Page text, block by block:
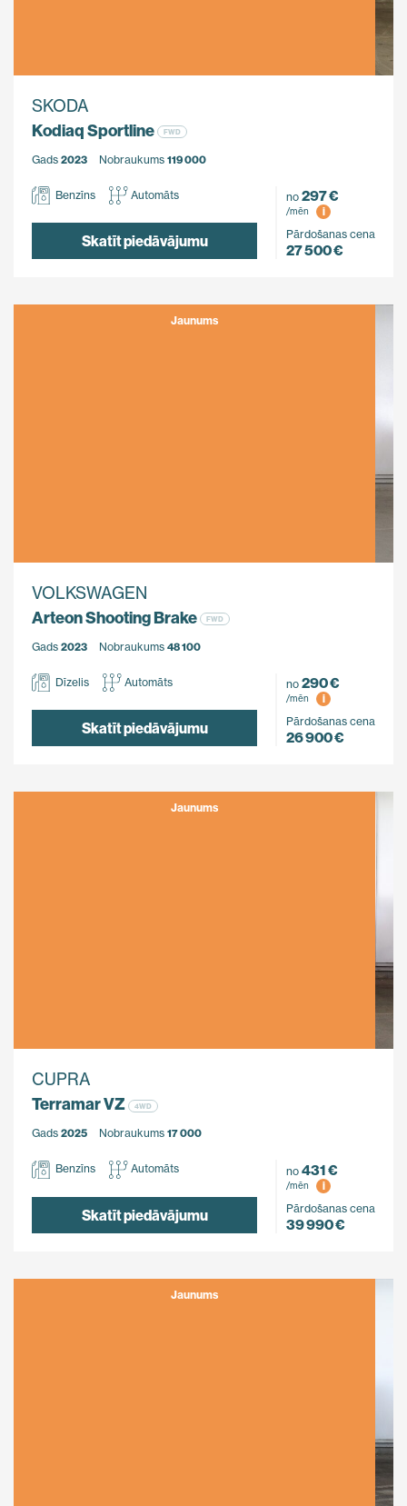
SKODA
Kodiaq Sportline
FWD
Gads 2023 Nobraukums 119 000
Benzīns Automāts
Skatīt piedāvājumu
no 297 €
/mēn
i
Pārdošanas cena
27 500 €
Jaunums
VOLKSWAGEN
Arteon Shooting Brake
FWD
Gads 2023 Nobraukums 48 100
Dīzelis Automāts
Skatīt piedāvājumu
no 290 €
/mēn
i
Pārdošanas cena
26 900 €
Jaunums
CUPRA
Terramar VZ
4WD
Gads 2025 Nobraukums 17 000
Benzīns Automāts
Skatīt piedāvājumu
no 431 €
/mēn
i
Pārdošanas cena
39 990 €
Jaunums